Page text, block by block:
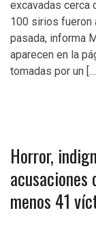
excavadas cerca
100 sirios fueron
pasada, informa
aparecen en la
tomadas por un
Horror,
acusaciones
menos 41